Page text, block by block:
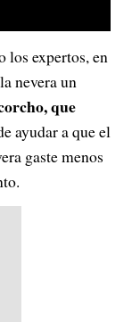
los expertos, en
nevera un
que
ayudar a que el
gaste menos